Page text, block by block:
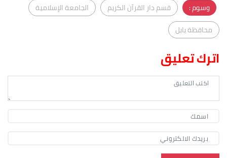
وسوم :
قسم دار القرآن الكريم
الجامعة الإسلامية
محافظة بابل
اترك تعليق